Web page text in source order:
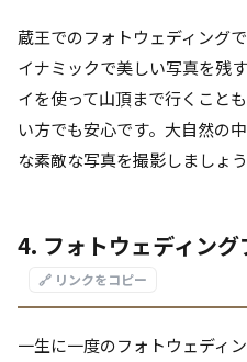
蔵王でのフォトウェディング
イナミックで美しい写真を残
イを使って山頂まで行くこと
い方でも安心です。大自然の
な素敵な写真を撮影しましょう
4. フォトウェディン
🔗 リンクをコピー
一生に一度のフォトウェディ